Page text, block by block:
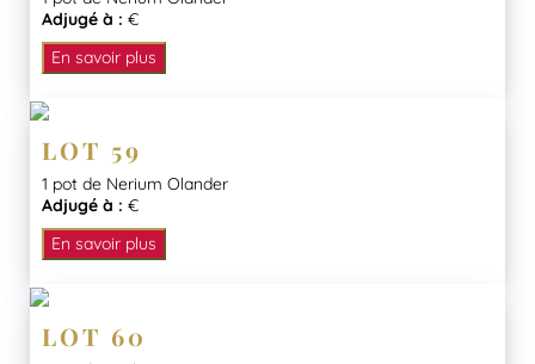
Adjugé à : €
En savoir plus
LOT 59
1 pot de Nerium Olander
Adjugé à : €
En savoir plus
LOT 60